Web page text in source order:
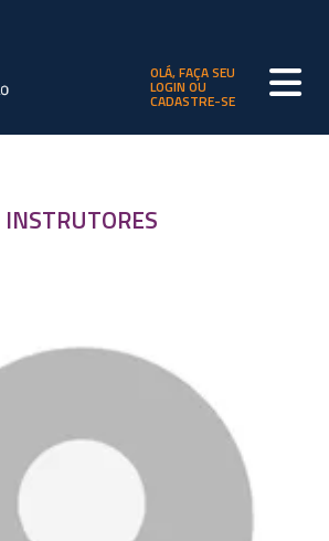
OLÁ, FAÇA SEU
LOGIN OU
CADASTRE-SE
INSTRUTORES